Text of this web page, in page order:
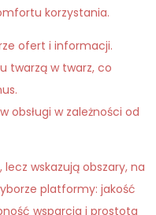
korzystania.
ofert i informacji.
twarzą w twarz, co
obsługi w zależności od
wskazują obszary, na
platformy: jakość
wsparcia i prostota